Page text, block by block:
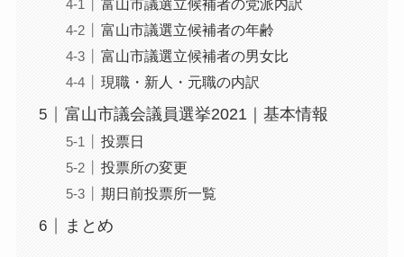
富山市議選立候補者の党派内訳
富山市議選立候補者の年齢
富山市議選立候補者の男女比
現職・新人・元職の内訳
富山市議会議員選挙2021｜基本情報
投票日
投票所の変更
期日前投票所一覧
まとめ